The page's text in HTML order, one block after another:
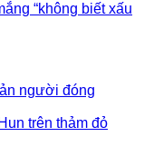
“không biết xấu
người đóng
trên thảm đỏ